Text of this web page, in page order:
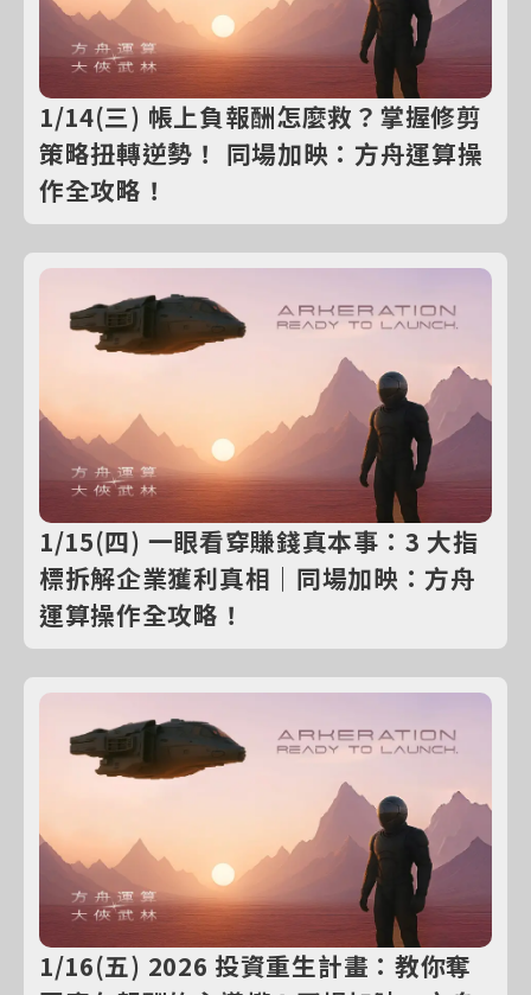
1/14(三) 帳上負報酬怎麼救？掌握修剪
策略扭轉逆勢！ 同場加映：方舟運算操
作全攻略！
1/15(四) 一眼看穿賺錢真本事：3 大指
標拆解企業獲利真相｜同場加映：方舟
運算操作全攻略！
1/16(五) 2026 投資重生計畫：教你奪